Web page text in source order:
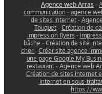
Agence web Arras -
communication - agence
de sites internet -
Touquet - Création de
impression flyers -
bâche - Création de site
cher- Créer site agence
une page Google My
restaurant - Agence web
Création de sites internet
internet en sous-
https://